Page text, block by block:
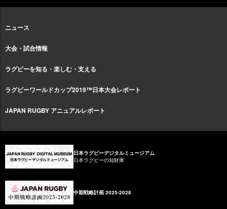
ニュース
大会・試合情報
ラグビーを知る・楽しむ・支える
ラグビーワールドカップ2019™日本大会レポート
JAPAN RUGBY アニュアルレポート
日本ラグビーデジタルミュージアム
日本ラグビーの知財庫
中期戦略計画 2025-2028